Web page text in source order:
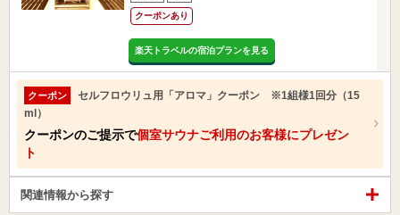
クーポンあり
楽天トラベルの宿泊プランを見る
クーポン
セルフロウリュ用「アロマ」クーポン ※1組様1回分（15
ml）
クーポンのご提示で個室サウナご利用のお客様にプレゼン
ト
関連情報から探す